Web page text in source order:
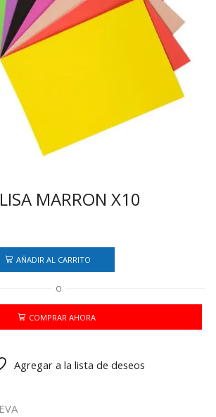
MARRON X10
AÑADIR AL CARRITO
O
COMPRAR AHORA
Agregar a la lista de deseos